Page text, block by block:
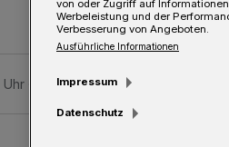
Eine Minute Lesezeit
von oder Zugriff auf
Werbeleistung und der
Verbesserung von Angeboten.
Ausführliche Informationen
Impressum
Datenschutz